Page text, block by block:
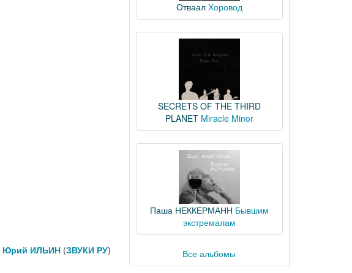
Юрий ИЛЬИН(ЗВУКИ РУ)
Отваал Хоровод
SECRETS OF THE THIRD
PLANET Miracle Minor
Паша НЕККЕРМАНН Бывшим
экстремалам
Все альбомы